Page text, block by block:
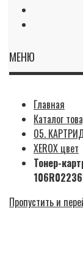
МЕНЮ
Главная
Каталог
05.
XEROX цвет
Тонер-
Пропустить и